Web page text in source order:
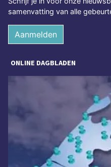
samenvatting van alle
Aanmelden
ONLINE DAGBLADEN